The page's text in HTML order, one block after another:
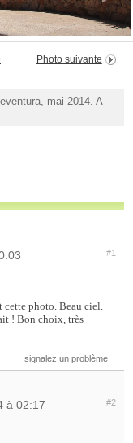
Photo suivante
mai 2014. A
#1
photo. Beau ciel.
! Bon choix, très
signalez un problème
à 02:17 #2